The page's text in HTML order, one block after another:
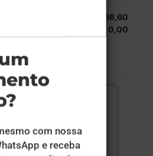
R$ 336,60
R$ 0,00